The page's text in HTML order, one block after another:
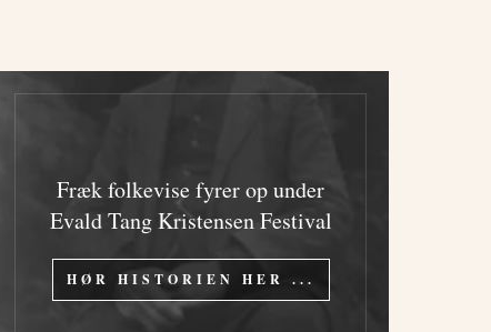
Fræk folkevise fyrer op under
Evald Tang Kristensen Festival
HØR HISTORIEN HER ...